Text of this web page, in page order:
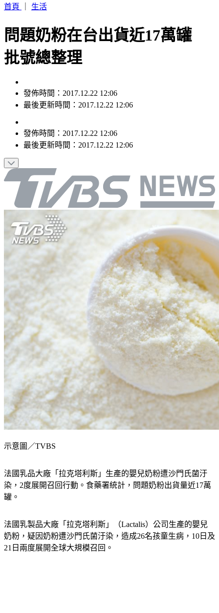
問題奶粉在台出貨近17萬罐
批號總整理
最後更新時間：2017.12.22 12:06
最後更新時間：2017.12.22 12:06
染，2度展開召回行動。食藥署統計，問題奶粉出貨量近17萬
罐。
奶粉，疑因奶粉遭沙門氏菌汙染，造成26名孩童生病，10日及
21日兩度展開全球大規模召回。